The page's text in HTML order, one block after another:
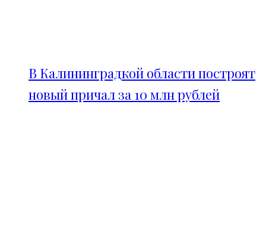
В Калининградкой области построят
новый причал за 10 млн рублей